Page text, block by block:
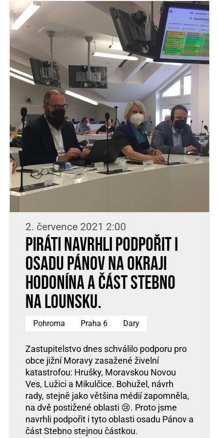
2. července 2021 2:00
Piráti navrhli podpořit i
osadu Pánov na okraji
Hodonína a část Stebno
na Lounsku.
Pohroma Praha 6 Dary
Zastupitelstvo dnes schválilo podporu pro
obce jižní Moravy zasažené živelní
katastrofou: Hrušky, Moravskou Novou
Ves, Lužici a Mikulčice. Bohužel, návrh
rady, stejně jako většina médií zapomněla,
na dvě postižené oblasti 😢. Proto jsme
navrhli podpořit i tyto oblasti osadu Pánov a
část Stebno stejnou částkou.